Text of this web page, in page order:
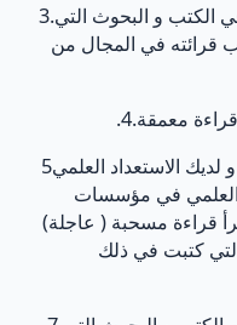
3.اختر عددا محددا – و لو كان قليلا – في الكتب و البحوث التي
قرائته في المجال من
5حدد الجانب الذي تميل بنفسك إليه ، و لديك الاستعداد العلمي
العلمي في مؤسسات
قراءة مسحبة ( عاجلة)
كتبت في ذلك